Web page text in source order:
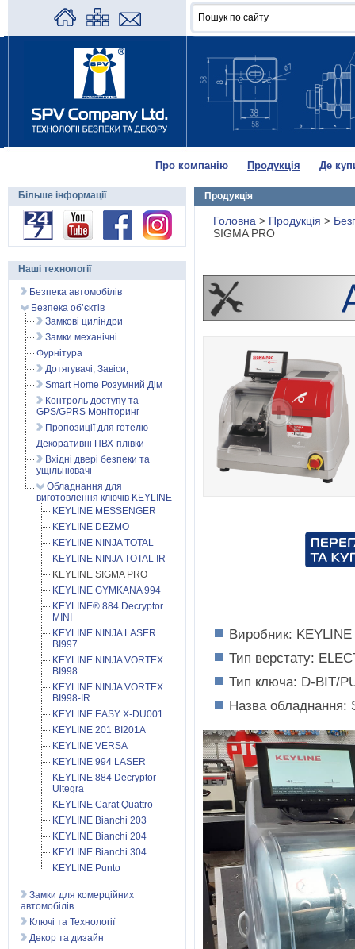
Про компанію Продукція Де
Продукція
Головна > Продукція >
SIGMA PRO
Виробник: KEYLINE
Тип верстату:
Тип ключа: D-BIT/
Назва обладнання:
Більше інформації
Наші технології
Безпека автомобілів
Безпека об’єктів
Замкові циліндри
Замки механічні
Фурнітура
Дотягувачі, Завіси,
Smart Home Розумний Дім
Контроль доступу та
GPS/GPRS Моніторинг
Пропозиції для готелю
Декоративні ПВХ-плівки
Вхідні двері безпеки та
ущільнювачі
Обладнання для
виготовлення ключів KEYLINE
KEYLINE MESSENGER
KEYLINE DEZMO
KEYLINE NINJA TOTAL
KEYLINE NINJA TOTAL IR
KEYLINE SIGMA PRO
KEYLINE GYMKANA 994
KEYLINE® 884 Decryptor
MINI
KEYLINE NINJA LASER
BI997
KEYLINE NINJA VORTEX
BI998
KEYLINE NINJA VORTEX
BI998-IR
KEYLINE EASY X-DU001
KEYLINE 201 BI201A
KEYLINE VERSA
KEYLINE 994 LASER
KEYLINE 884 Decryptor
Ultegra
KEYLINE Carat Quattro
KEYLINE Bianchi 203
KEYLINE Bianchi 204
KEYLINE Bianchi 304
KEYLINE Punto
Замки для комерційних
автомобілів
Ключі та Технології
Декор та дизайн